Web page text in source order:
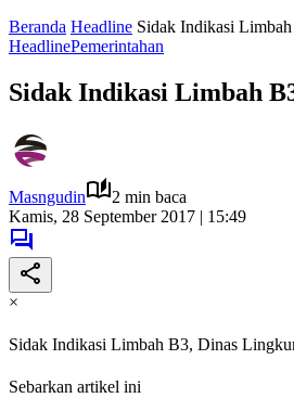
Beranda Headline Sidak Indikasi
HeadlinePemerintahan
Sidak Indikasi Limbah
Masngudin
2 min baca
Kamis, 28 September 2017 | 15:49
×
Sidak Indikasi Limbah B3, Dinas
Sebarkan artikel ini